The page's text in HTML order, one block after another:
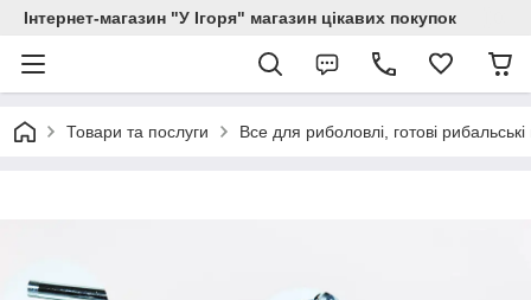
Інтернет-магазин "У Ігоря" магазин цікавих покупок
Товари та послуги Все для риболовлі, готові